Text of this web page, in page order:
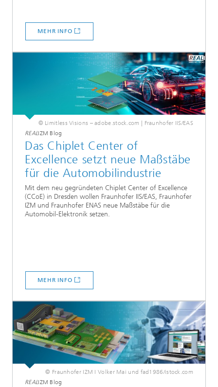
MEHR INFO
© Limitless Visions – adobe.stock.com | Fraunhofer IIS/EAS
REALIZM Blog
Das Chiplet Center of
Excellence setzt neue Maßstäbe
für die Automobilindustrie
Mit dem neu gegründeten Chiplet Center of Excellence
(CCoE) in Dresden wollen Fraunhofer IIS/EAS, Fraunhofer
IZM und Fraunhofer ENAS neue Maßstäbe für die
Automobil-Elektronik setzen.
MEHR INFO
© Fraunhofer IZM I Volker Mai und fad1986/istock.com
REALIZM Blog